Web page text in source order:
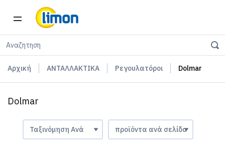
Αρχική ΑΝΤΑΛΛΑΚΤΙΚΑ Ρεγουλατόροι Dolmar
Dolmar